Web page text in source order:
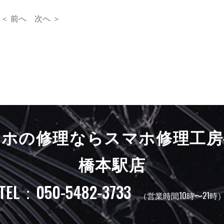
＜ 前へ 次へ ＞
の修理ならスマホ修理工
橋本駅店
：050-5482-3733 （営業時間10時〜21時